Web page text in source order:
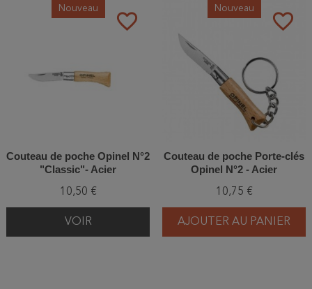
favorite_border
Nouveau
Couteau de poche Opinel N°2
"Classic"- Acier
10,50 €
VOIR
favorite_border
Nouveau
Couteau de poche Porte-clés
Opinel N°2 - Acier
10,75 €
AJOUTER AU PANIER